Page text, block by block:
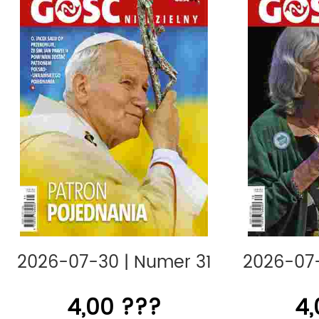
„Gość Niedzielny” jest członkiem
Prasy, Związku Kontroli Dystrybucji
Polskich Badań Czytelnictwa.
tagi:gosc,
2026-07-30 | Numer 31
4,00 ???
2026-